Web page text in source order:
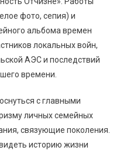
фото, сепия) и
альбома времен
локальных войн,
АЭС и последствий
времени.
с главными
личных семейных
связующие поколения.
историю жизни